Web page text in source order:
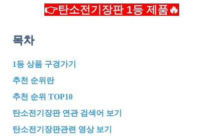
👉탄소전기장판 1등 제품🔥
목차
1등 상품 구경가기
추천 순위란
추천 순위 TOP10
탄소전기장판 연관 검색어 보기
탄소전기장판관련 영상 보기